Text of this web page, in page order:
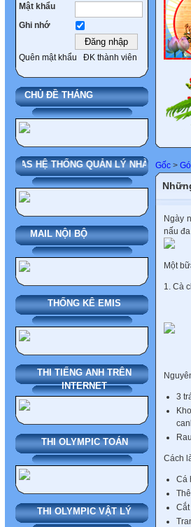
Mật khẩu
Ghi nhớ
Quên mật khẩu ĐK thành viên
CHỦ ĐỀ THÁNG
SMAS HỆ THỐNG QUẢN LÝ NHÀ TRƯỜNG
MAIL NỘI BỘ
THỐNG KÊ EMIS
THI TIẾNG ANH TRÊN
INTERNET
THI OLYMPIC TOÁN
THI OLYMPIC VẬT LÝ
Gốc >
Ngày
nấu
Một
1. Cà
3
Cách
Cá